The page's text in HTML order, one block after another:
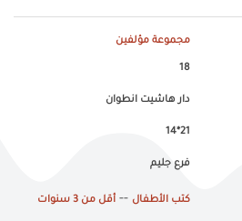
مجموعة مؤلفين
18
دار هاشيت انطوان
21*14
فرع جليم
كتب الأطفال -- أقل من 3 سنوات